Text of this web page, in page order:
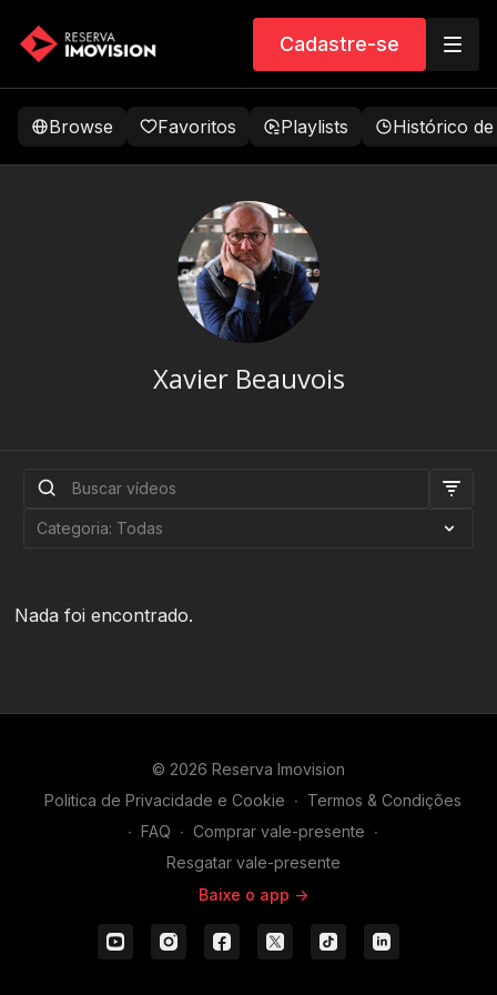
Cadastre-se
Browse Favoritos Playlists Histórico
Xavier Beauvois
Nada foi encontrado.
© 2026 Reserva Imovision
Politica de Privacidade e Cookie ∙ Termos & Condições
∙ FAQ ∙ Comprar vale-presente ∙
Resgatar vale-presente
Baixe o app ->